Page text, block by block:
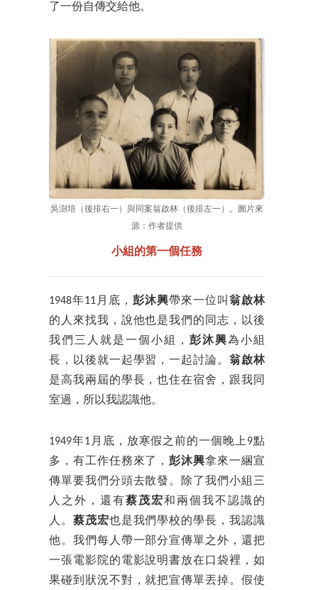
了一份自傳交給他。
吳澍培（後排右一）與同案翁啟林（後排左一）。圖片來
源：作者提供
小組的第一個任務
1948年11月底， 彭沐興帶來一位叫 翁啟林
的人來找我，說他也是我們的同志，以後
我們三人就是一個小組， 彭沐興為小組
長，以後就一起學習，一起討論。 翁啟林
是高我兩屆的學長，也住在宿舍，跟我同
室過，所以我認識他。
1949年1月底，放寒假之前的一個晚上9點
多，有工作任務來了，彭沐興拿來一綑宣
傳單要我們分頭去散發。除了我們小組三
人之外，還有 蔡茂宏和兩個我不認識的
人。 蔡茂宏也是我們學校的學長，我認識
他。我們每人帶一部分宣傳單之外，還把
一張電影院的電影說明書放在口袋裡，如
果碰到狀況不對，就把宣傳單丟掉。假使